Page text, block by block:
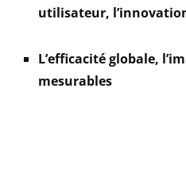
utilisateur,
L’efficacité globale,
mesurables